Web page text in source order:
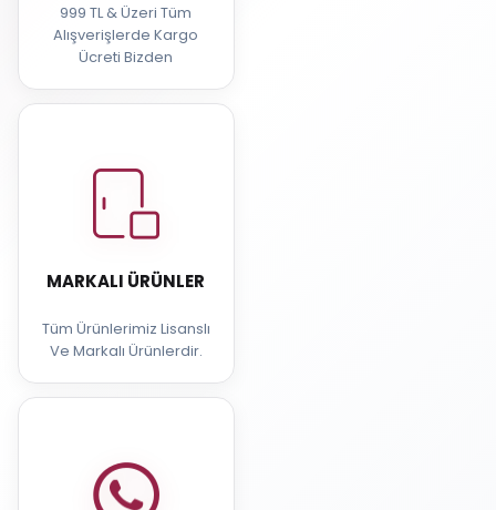
999 TL & Üzeri Tüm
Alışverişlerde Kargo
Ücreti Bizden
MARKALI ÜRÜNLER
Tüm Ürünlerimiz Lisanslı
Ve Markalı Ürünlerdir.